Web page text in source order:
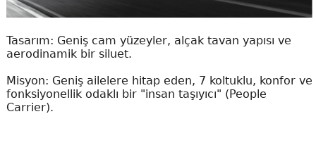
Tasarım: Geniş cam yüzeyler, alçak tavan yapısı ve
aerodinamik bir siluet.
Misyon: Geniş ailelere hitap eden, 7 koltuklu, konfor ve
fonksiyonellik odaklı bir "insan taşıyıcı" (People
Carrier).